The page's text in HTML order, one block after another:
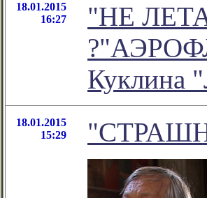
18.01.2015
16:27
"НЕ
Куклина
18.01.2015
15:29